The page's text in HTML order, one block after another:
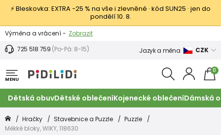
⚡ Bleskovka: EXTRA −25 % na vše i zlevněné · kód SUN25 · jen do
pondělí 10. 8.
Výměna a vrácení - Zobrazit
Sleva 100 Kč na první nákup -
725 518 759 (Po-Pá: 8-15) Jazyk a měna CZK
MENU
0
Dětská obuvDětské oblečeníKojenecké oblečeníDámská
Hračky Stavebnice a Puzzle
Puzzle
Měkké bloky, WIKY, 118630